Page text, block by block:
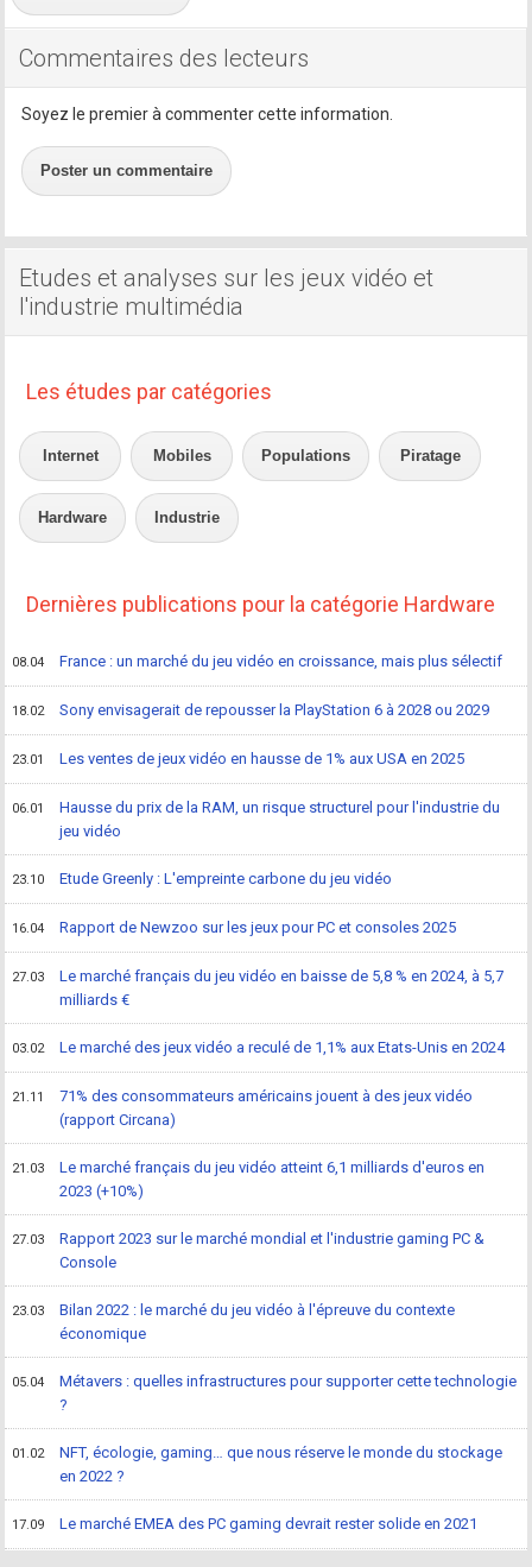
Commentaires des lecteurs
Soyez le premier à commenter cette information.
Poster un commentaire
Etudes et analyses sur les jeux vidéo et
l'industrie multimédia
Les études par catégories
Internet Mobiles Populations Piratage
Hardware Industrie
Dernières publications pour la catégorie Hardware
08.04 France : un marché du jeu vidéo en croissance, mais plus sélectif
18.02 Sony envisagerait de repousser la PlayStation 6 à 2028 ou 2029
23.01 Les ventes de jeux vidéo en hausse de 1% aux USA en 2025
06.01
Hausse du prix de la RAM, un risque structurel pour l'industrie du
jeu vidéo
23.10 Etude Greenly : L'empreinte carbone du jeu vidéo
16.04 Rapport de Newzoo sur les jeux pour PC et consoles 2025
27.03
Le marché français du jeu vidéo en baisse de 5,8 % en 2024, à 5,7
milliards €
03.02 Le marché des jeux vidéo a reculé de 1,1% aux Etats-Unis en 2024
21.11
71% des consommateurs américains jouent à des jeux vidéo
(rapport Circana)
21.03
Le marché français du jeu vidéo atteint 6,1 milliards d'euros en
2023 (+10%)
27.03
Rapport 2023 sur le marché mondial et l'industrie gaming PC &
Console
23.03
Bilan 2022 : le marché du jeu vidéo à l'épreuve du contexte
économique
05.04
Métavers : quelles infrastructures pour supporter cette technologie
?
01.02
NFT, écologie, gaming… que nous réserve le monde du stockage
en 2022 ?
17.09 Le marché EMEA des PC gaming devrait rester solide en 2021